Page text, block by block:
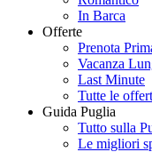
In Barca
Offerte
Prenota
Vacanza
Last Minute
Tutte le
Guida Puglia
Tutto sulla
Le migliori